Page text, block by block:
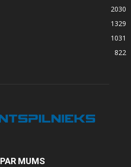
2030
1329
1031
822
PAR MUMS